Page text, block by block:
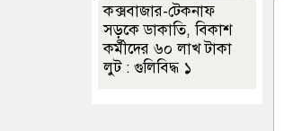
কক্সবাজার-টেকনাফ
সড়কে ডাকাতি, বিকাশ
কর্মীদের ৬০ লাখ টাকা
লুট : গুলিবিদ্ধ ১